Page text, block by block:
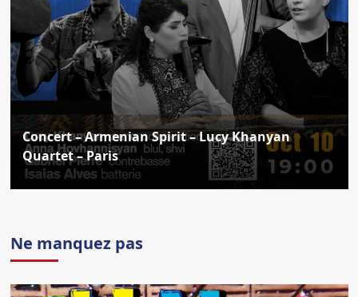
Concert – Armenian Spirit – Lucy Khanyan
Quartet – Paris
Ne manquez pas